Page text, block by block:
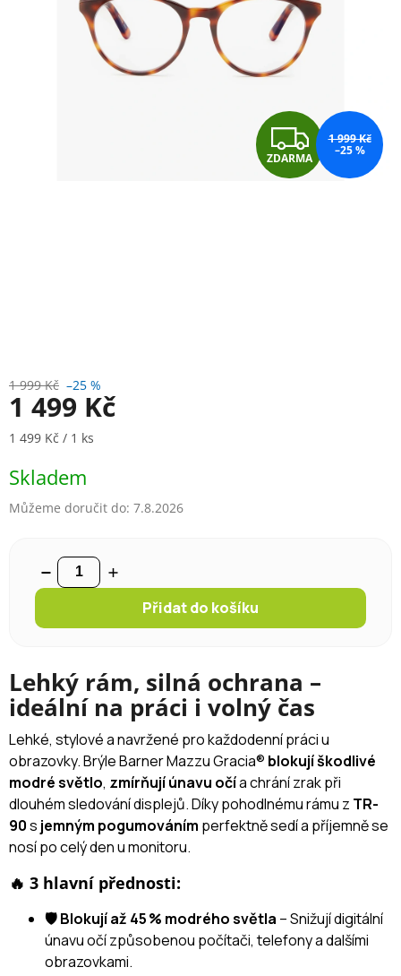
Z
D
ZDARMA
1 999 Kč
–25 %
1 999 Kč –25 %
1 499 Kč
Měrná cena:
1 499 Kč / 1 ks
Skladem
Můžeme doručit do: 7.8.2026
Přidat do košíku
Lehký rám, silná ochrana –
ideální na práci i volný čas
Lehké, stylové a navržené pro každodenní práci u
obrazovky. Brýle Barner Mazzu Gracia® blokují škodlivé
modré světlo, zmírňují únavu očía chrání zrak při
dlouhém sledování displejů. Díky pohodlnému rámu z TR-
90s jemným pogumováním perfektně sedí a příjemně se
nosí po celý den u monitoru.
🔥 3 hlavní přednosti:
🛡️ Blokují až 45 % modrého světla – Snižují digitální
únavu očí způsobenou počítači, telefony a dalšími
obrazovkami.